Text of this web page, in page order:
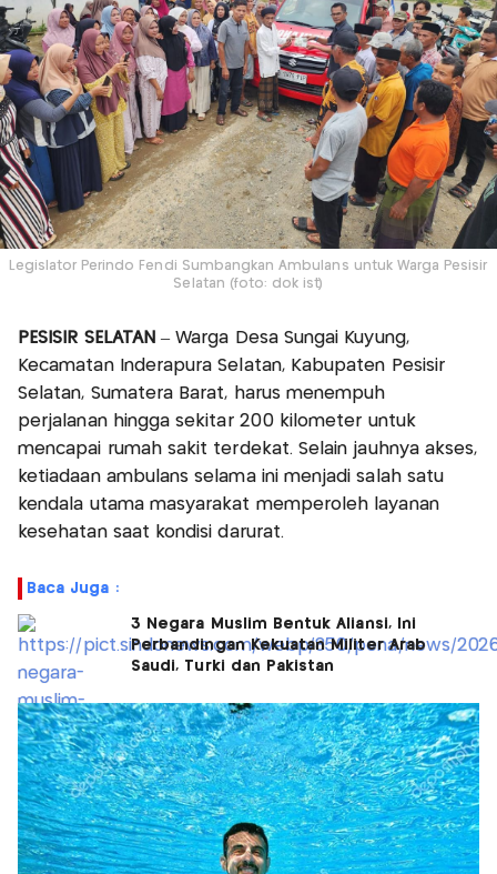
Legislator Perindo Fendi Sumbangkan Ambulans untuk Warga Pesisir
Selatan (foto: dok ist)
PESISIR SELATAN – Warga Desa Sungai Kuyung,
Kecamatan Inderapura Selatan, Kabupaten Pesisir
Selatan, Sumatera Barat, harus menempuh
perjalanan hingga sekitar 200 kilometer untuk
mencapai rumah sakit terdekat. Selain jauhnya akses,
ketiadaan ambulans selama ini menjadi salah satu
kendala utama masyarakat memperoleh layanan
kesehatan saat kondisi darurat.
Baca Juga :
3 Negara Muslim Bentuk Aliansi, Ini
Perbandingan Kekuatan Militer Arab
Saudi, Turki dan Pakistan